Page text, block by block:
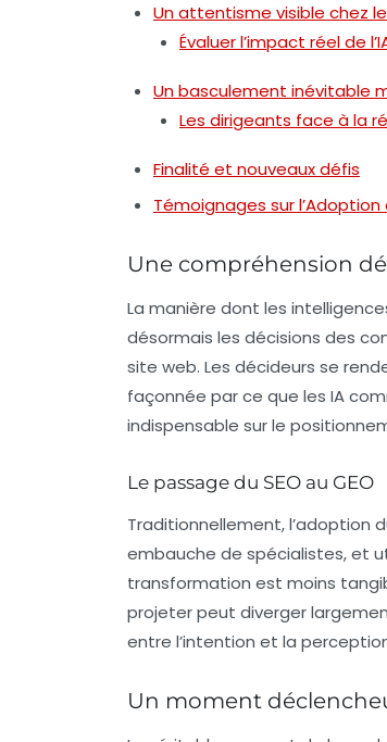
Un attentisme visible chez
Évaluer l’impact réel de
Un basculement inévitable
Les dirigeants face à la
Finalité et nouveaux défis
Témoignages sur
Une compréhension
La manière dont les
désormais les décisions des
site web. Les décideurs se
façonnée par ce que les IA
indispensable sur le
Le passage du SEO au GEO
Traditionnellement, l’adoption
embauche de spécialistes, et
transformation est moins
projeter peut diverger
entre l’intention et la
Un moment